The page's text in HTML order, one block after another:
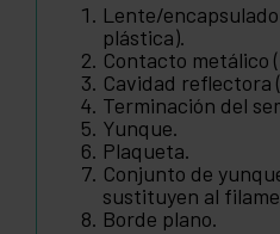
Lente/
plástica).
Contacto metálico
Cavidad reflectora
Terminación del
Yunque.
Plaqueta.
Conjunto de
sustituyen al
Borde plano.